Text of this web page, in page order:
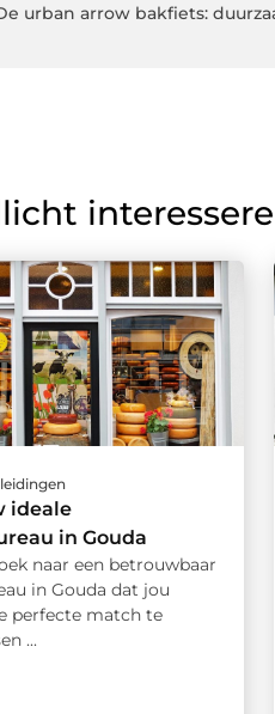
urban arrow bakfiets:
ideale
in Gouda
naar een betrouwbaar
in Gouda dat jou
perfecte match te
...